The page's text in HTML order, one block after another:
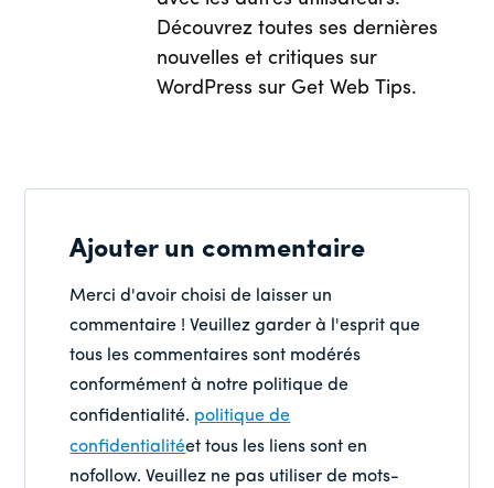
Découvrez toutes ses dernières
nouvelles et critiques sur
WordPress sur Get Web Tips.
Ajouter un commentaire
Merci d'avoir choisi de laisser un
commentaire ! Veuillez garder à l'esprit que
tous les commentaires sont modérés
conformément à notre politique de
confidentialité. politique de
confidentialitéet tous les liens sont en
nofollow. Veuillez ne pas utiliser de mots-